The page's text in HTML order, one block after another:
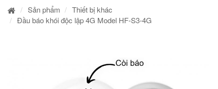
Sản phẩm
Thiết bị khác
Đầu báo khói độc lập 4G Model HF-S3-4G